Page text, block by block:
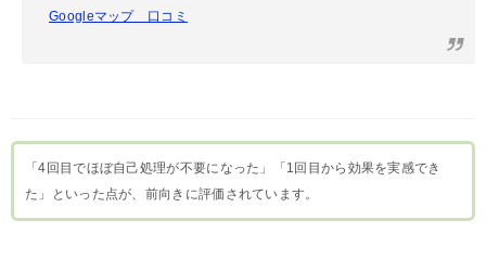
Googleマップ 口コミ
「4回目でほぼ自己処理が不要になった」「1回目から効果を実感でき
た」といった点が、前向きに評価されています。